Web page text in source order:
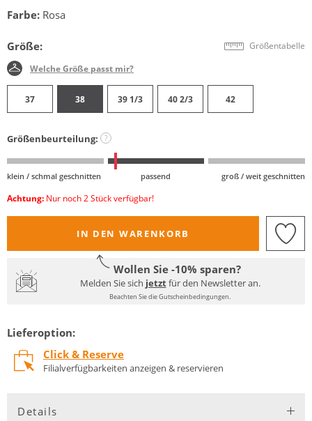
Farbe: Rosa
Größe: Größentabelle
Welche Größe passt mir?
37 38 39 1/3 40 2/3 42
Größenbeurteilung: ?
klein / schmal geschnitten passend groß / weit geschnitten
Achtung: Nur noch 2 Stück verfügbar!
IN DEN WARENKORB
Wollen Sie -10% sparen?
Melden Sie sich jetztfür den Newsletter an.
Beachten Sie die Gutscheinbedingungen.
Lieferoption:
Click & Reserve
Filialverfügbarkeiten anzeigen & reservieren
Details